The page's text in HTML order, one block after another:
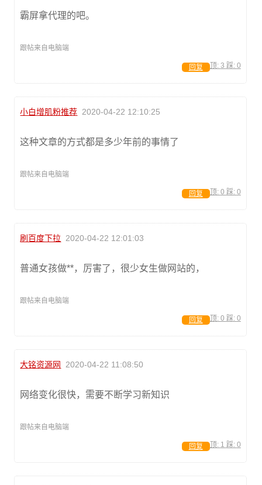
霸屏拿代理的吧。
跟帖来自电脑端
顶: 3 踩: 0
回复
小白增肌粉推荐 2020-04-22 12:10:25
这种文章的方式都是多少年前的事情了
跟帖来自电脑端
顶: 0 踩: 0
回复
刷百度下拉 2020-04-22 12:01:03
普通女孩做**，厉害了，很少女生做网站的，
跟帖来自电脑端
顶: 0 踩: 0
回复
大铭资源网 2020-04-22 11:08:50
网络变化很快，需要不断学习新知识
跟帖来自电脑端
顶: 1 踩: 0
回复